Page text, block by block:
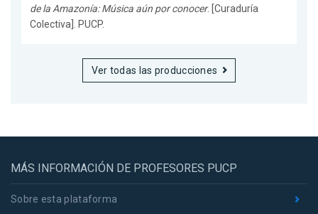
de la Amazonía: Música aún por conocer. [Curaduría
Colectiva]. PUCP.
Ver todas las producciones
MÁS INFORMACIÓN DE PROFESORES PUCP
Sobre esta plataforma